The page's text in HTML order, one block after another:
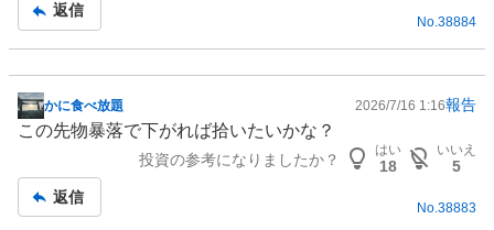
返信
No. 38884
掲
示
事
かに食べ放題 2026/7/16 1:16報告
この先物暴落で下がれば拾いたいかな？
投資の参考になりましたか？
はい
18
いいえ
5
返信
No.38883